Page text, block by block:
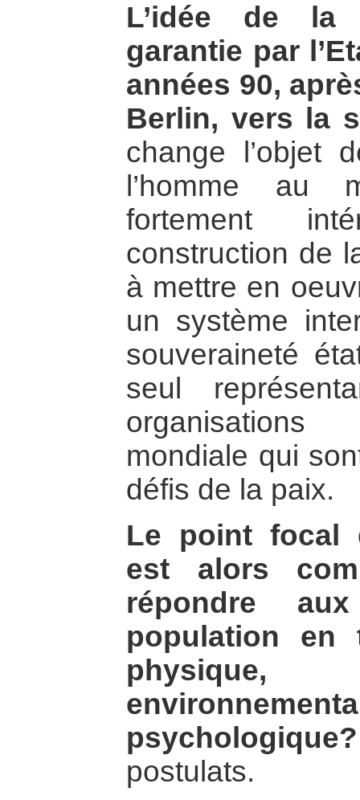
L’idée de la
garantie par
années 90,
Berlin, vers la
change l’objet
l’homme au
fortement
construction de
à mettre en
un système
souveraineté
seul
mondiale qui
défis de la paix.
Le point focal
est alors
répondre
population en
physique,
psychologique?
postulats.